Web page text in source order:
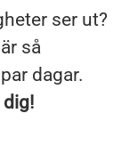
ser ut?
så
dagar.